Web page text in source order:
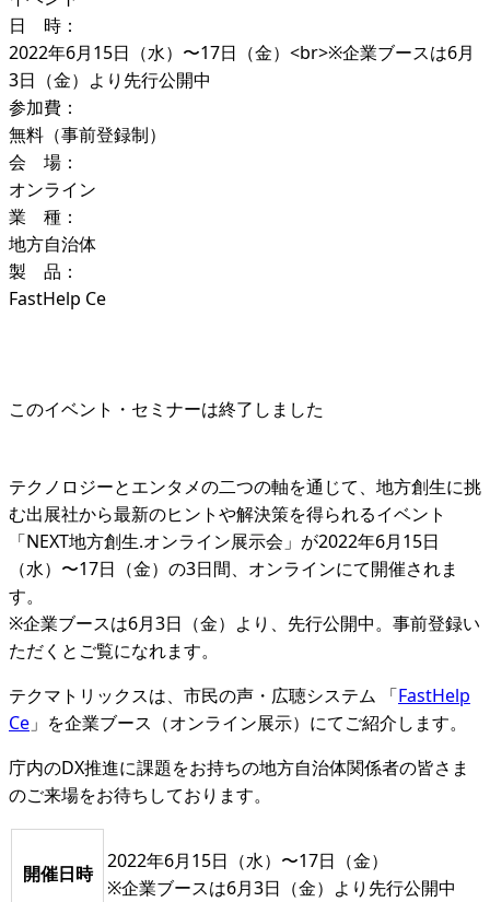
日 時：
2022年6月15日（水）〜17日（金）<br>※企業ブースは6月
3日（金）より先行公開中
参加費：
無料（事前登録制）
会 場：
オンライン
業 種：
地方自治体
製 品：
FastHelp Ce
このイベント・セミナーは終了しました
テクノロジーとエンタメの二つの軸を通じて、地方創生に挑
む出展社から最新のヒントや解決策を得られるイベント
「NEXT地方創生.オンライン展示会」が2022年6月15日
（水）〜17日（金）の3日間、オンラインにて開催されま
す。
※企業ブースは6月3日（金）より、先行公開中。事前登録い
ただくとご覧になれます。
テクマトリックスは、市民の声・広聴システム 「FastHelp
Ce 」を企業ブース（オンライン展示）にてご紹介します。
庁内のDX推進に課題をお持ちの地方自治体関係者の皆さま
のご来場をお待ちしております。
開催日時
2022年6月15日（水）〜17日（金）
※企業ブースは6月3日（金）より先行公開中